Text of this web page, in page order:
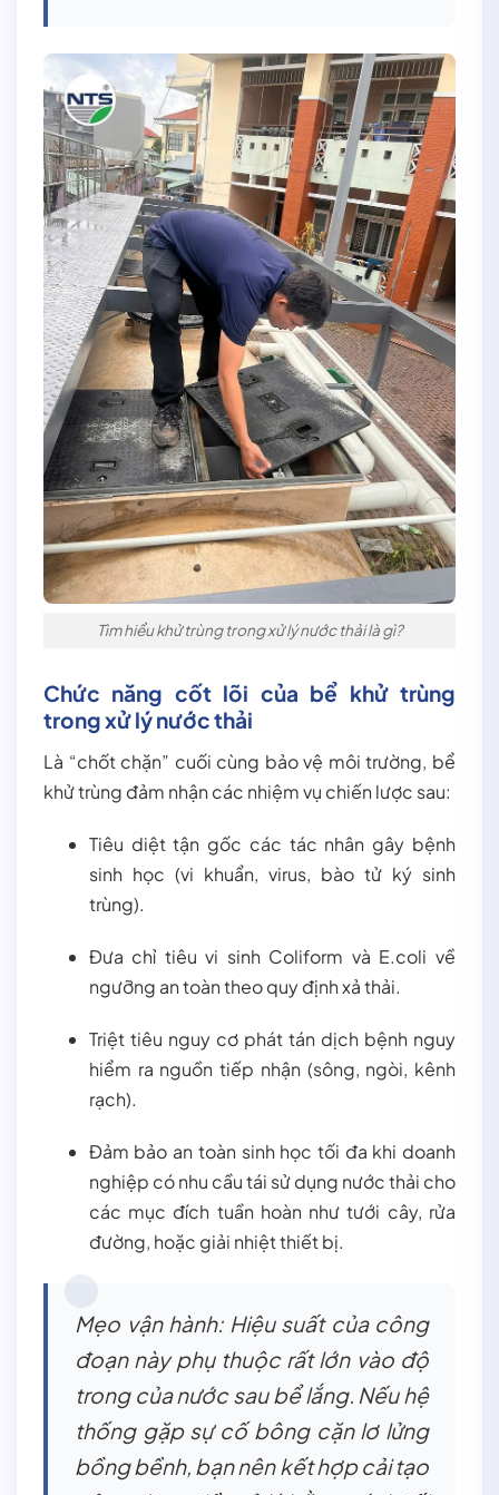
Tìm hiểu khử trùng trong xử lý nước thải là gì?
Chức năng cốt lõi của bể khử trùng
trong xử lý nước thải
Là “chốt chặn” cuối cùng bảo vệ môi trường, bể
khử trùng đảm nhận các nhiệm vụ chiến lược sau:
Tiêu diệt tận gốc các tác nhân gây bệnh
sinh học (vi khuẩn, virus, bào tử ký sinh
trùng).
Đưa chỉ tiêu vi sinh Coliform và E.coli về
ngưỡng an toàn theo quy định xả thải.
Triệt tiêu nguy cơ phát tán dịch bệnh nguy
hiểm ra nguồn tiếp nhận (sông, ngòi, kênh
rạch).
Đảm bảo an toàn sinh học tối đa khi doanh
nghiệp có nhu cầu tái sử dụng nước thải cho
các mục đích tuần hoàn như tưới cây, rửa
đường, hoặc giải nhiệt thiết bị.
Mẹo vận hành: Hiệu suất của công
đoạn này phụ thuộc rất lớn vào độ
trong của nước sau bể lắng. Nếu hệ
thống gặp sự cố bông cặn lơ lửng
bồng bềnh, bạn nên kết hợp cải tạo